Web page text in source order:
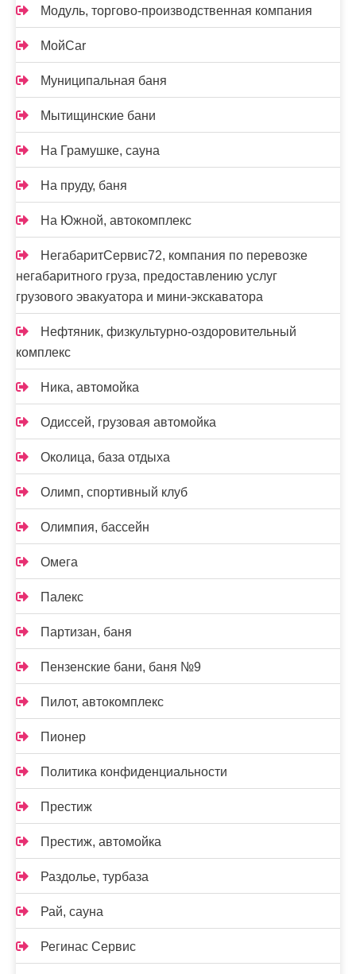
Модуль, торгово-производственная компания
МойCar
Муниципальная баня
Мытищинские бани
На Грамушке, сауна
На пруду, баня
На Южной, автокомплекс
НегабаритСервис72, компания по перевозке
негабаритного груза, предоставлению услуг
грузового эвакуатора и мини-экскаватора
Нефтяник, физкультурно-оздоровительный
комплекс
Ника, автомойка
Одиссей, грузовая автомойка
Околица, база отдыха
Олимп, спортивный клуб
Олимпия, бассейн
Омега
Палекс
Партизан, баня
Пензенские бани, баня №9
Пилот, автокомплекс
Пионер
Политика конфиденциальности
Престиж
Престиж, автомойка
Раздолье, турбаза
Рай, сауна
Регинас Сервис